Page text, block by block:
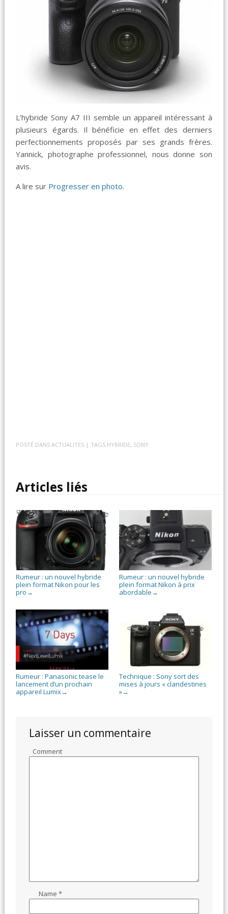
L’hybride Sony A7 III semble un appareil intéressant à
plusieurs égards. Il bénéficie en effet des derniers
perfectionnements proposés par ses grands frères.
Yannick, photographe professionnel, nous donne son
avis.
A lire sur Progresser en photo.
POSTÉ DANSACTUALITES | TAGS HYBRIDE, SONY
Articles liés
Rumeur : un nouvel hybride
plein format Nikon pour les
pro →
Rumeur : un nouvel hybride
plein format Nikon à prix
abordable →
Rumeur : Panasonic tease le
lancement d’un prochain
appareil Lumix→
Technique : Sony sort des
mises à jours « clandestines
»→
Laisser un commentaire
Comment
Name*